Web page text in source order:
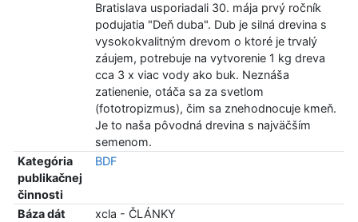
Bratislava usporiadali 30. mája prvý ročník
podujatia "Deň duba". Dub je silná drevina s
vysokokvalitným drevom o ktoré je trvalý
záujem, potrebuje na vytvorenie 1 kg dreva
cca 3 x viac vody ako buk. Neznáša
zatienenie, otáča sa za svetlom
(fototropizmus), čim sa znehodnocuje kmeň.
Je to naša pôvodná drevina s najväčším
semenom.
Kategória
publikačnej
činnosti
BDF
Báza dát
xcla - ČLÁNKY